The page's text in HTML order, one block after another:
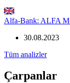
Alfa-Bank: ALFA
30.08.2023
Tüm analizler
Çarpanlar